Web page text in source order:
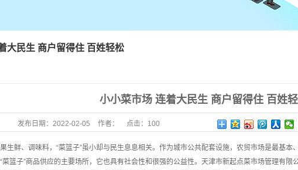
大民生 商户留得住 百姓轻松
小小菜市场 连着大民生 商户留得住 百姓
发布日期： 2022-02-05 作者： 点击： 100
生鲜、调味料，“菜篮子”虽小却与民生息息相关。作为城市公共配套设施，农贸市场是最基本
菜篮子”商品供应的主要场所，它也具有社会性和很强的公益性。天津市新起点菜市场管理有限